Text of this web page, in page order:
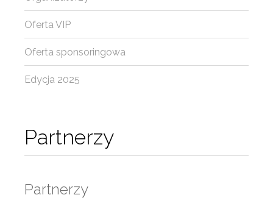
Partnerzy
Partnerzy
Oferta VIP
Oferta sponsoringowa
Edycja 2025